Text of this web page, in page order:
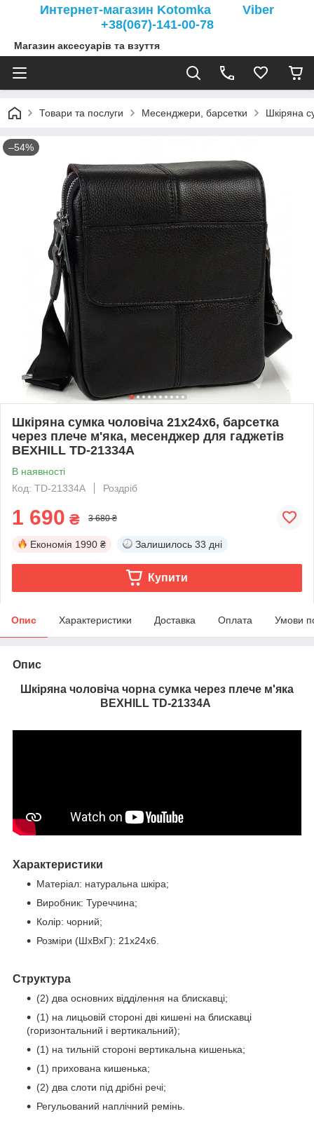
Интернет-магазин Kotomka Viber
+38(067)-141-00-78
Магазин аксесуарів та взуття
Товари та послуги Месенджери, барсетки Шкіряна
–54%
Шкіряна сумка чоловіча 21х24х6, барсетка
через плече м'яка, месенджер для гаджетів
BEXHILL TD-21334A
В наявності
Код: TD-21334A
Роздріб
1 690 ₴ 3 680 ₴
Економія 1990 ₴ Залишилось 33 дні
Купити
Опис Характеристики Доставка Оплата Умови
Опис
Шкіряна чоловіча чорна сумка через плече м'яка
BEXHILL TD-21334A
Характеристики
Матеріал: натуральна шкіра;
Виробник: Туреччина;
Колір: чорний;
Розміри (ШхВхГ): 21х24х6.
Структура
(2) два основних відділення на блискавці;
(1) на лицьовій стороні дві кишені на блискавці
(горизонтальний і вертикальний);
(1) на тильній стороні вертикальна кишенька;
(1) прихована кишенька;
(2) два слоти під дрібні речі;
Регульований наплічний ремінь.